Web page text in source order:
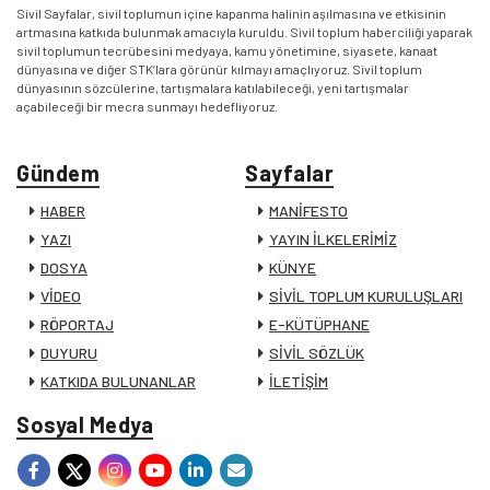
Sivil Sayfalar, sivil toplumun içine kapanma halinin aşılmasına ve etkisinin
artmasına katkıda bulunmak amacıyla kuruldu. Sivil toplum haberciliği yaparak
sivil toplumun tecrübesini medyaya, kamu yönetimine, siyasete, kanaat
dünyasına ve diğer STK’lara görünür kılmayı amaçlıyoruz. Sivil toplum
dünyasının sözcülerine, tartışmalara katılabileceği, yeni tartışmalar
açabileceği bir mecra sunmayı hedefliyoruz.
Gündem
HABER
YAZI
DOSYA
VİDEO
RÖPORTAJ
DUYURU
KATKIDA BULUNANLAR
Sayfalar
MANİFESTO
YAYIN İLKELERİMİZ
KÜNYE
SİVİL TOPLUM KURULUŞLARI
E-KÜTÜPHANE
SİVİL SÖZLÜK
İLETİŞİM
Sosyal Medya